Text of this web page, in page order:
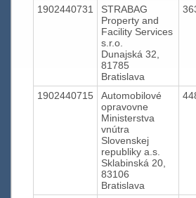
1902440731
STRABAG
Property and
Facility Services
s.r.o.
Dunajská 32,
81785
Bratislava
1902440715
Automobilové
opravovne
Ministerstva
vnútra
Slovenskej
republiky a.s.
Sklabinská 20,
83106
Bratislava